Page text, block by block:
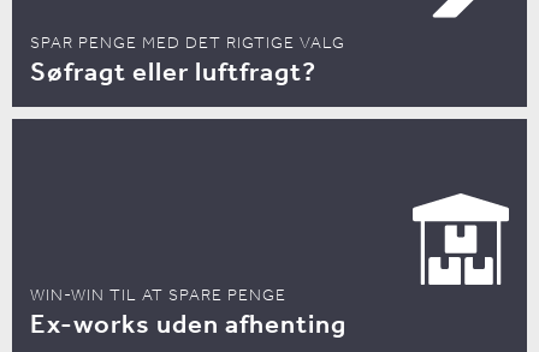
SPAR PENGE MED DET RIGTIGE VALG
Søfragt eller luftfragt?
WIN-WIN TIL AT SPARE PENGE
Ex-works uden afhenting